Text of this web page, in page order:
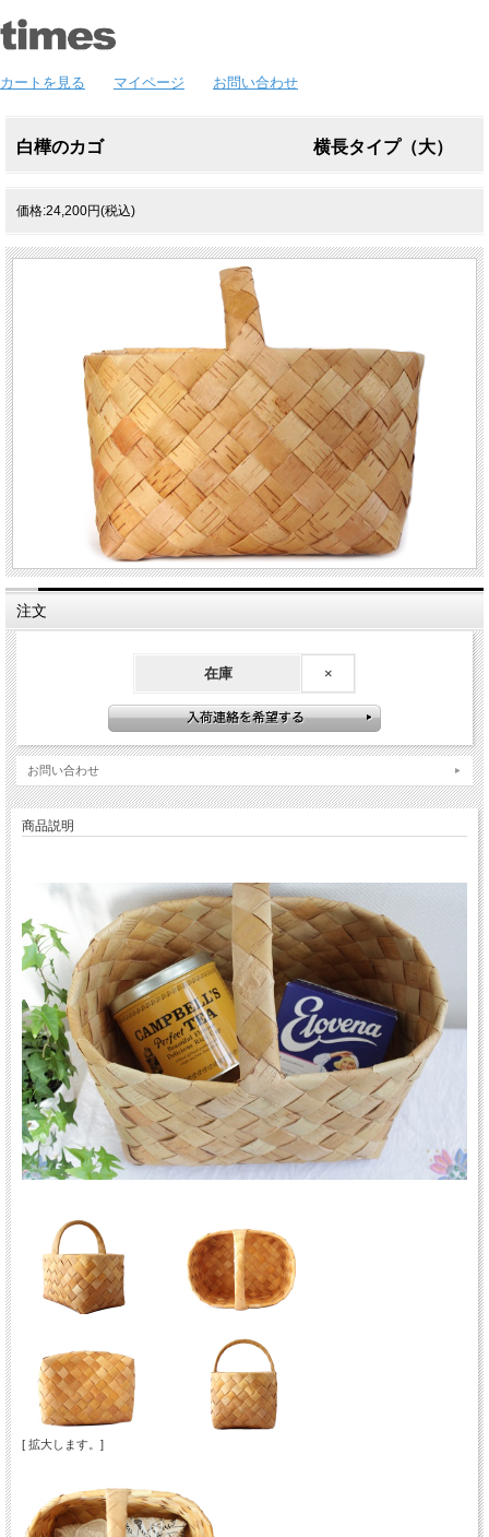
カートを見る マイページ お問い合わせ
白樺のカゴ 横長タイプ（大）
価格:24,200円(税込)
注文
在庫 ×
お問い合わせ
商品説明
[ 拡大します。]